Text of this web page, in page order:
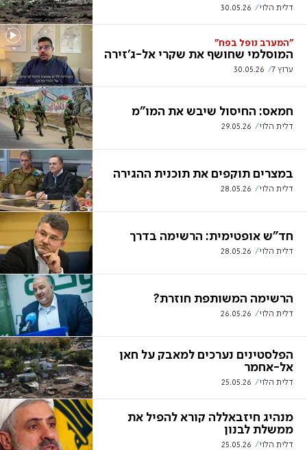
דלית הלוי 30.05.26
"המערב נופל בפח"
המוסלמי שחושף את שקרי אל-ג'זירה
ערוץ 7 30.05.26
חמאס: החיסול שיבש את המו"מ
דלית הלוי 29.05.26
במצרים תוקפים את תוכנית ההגירה
דלית הלוי 28.05.26
חד"ש אופטימית: הרשימה בדרך
דלית הלוי 28.05.26
הרשימה המשותפת חוזרת?
דלית הלוי 26.05.26
הפלסטינים נערכים למאבק על חאן
אל-אחמר
דלית הלוי 25.05.26
מנהיג חיזבאללה קורא להפיל את
ממשלת לבנון
דלית הלוי 25.05.26